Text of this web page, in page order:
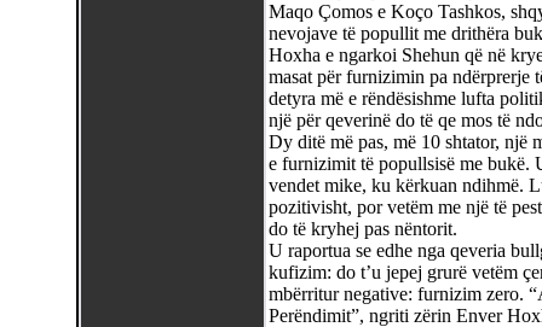
Maqo Çomos e Koço Tashkos,
nevojave të popullit me drithëra
Hoxha e ngarkoi Shehun që në
masat për furnizimin pa ndërprerje
detyra më e rëndësishme lufta
një për qeverinë do të qe mos të
Dy ditë më pas, më 10 shtator, një
e furnizimit të popullsisë me bukë.
vendet mike, ku kërkuan ndihmë.
pozitivisht, por vetëm me një të
do të kryhej pas nëntorit.
U raportua se edhe nga qeveria
kufizim: do t’u jepej grurë vetëm
mbërritur negative: furnizim zero.
Perëndimit”, ngriti zërin Enver